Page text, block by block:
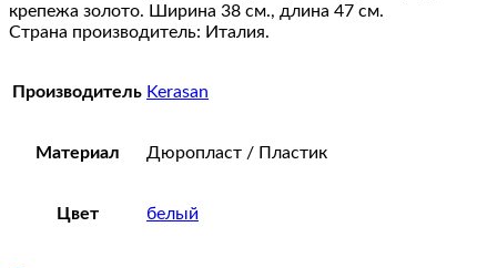
крепежа золото. Ширина 38 см., длина 47 см.
Страна производитель: Италия.
Производитель Kerasan
Материал Дюропласт / Пластик
Цвет белый